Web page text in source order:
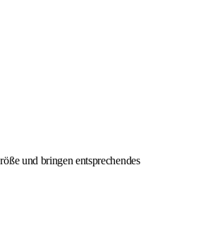
und bringen entsprechendes